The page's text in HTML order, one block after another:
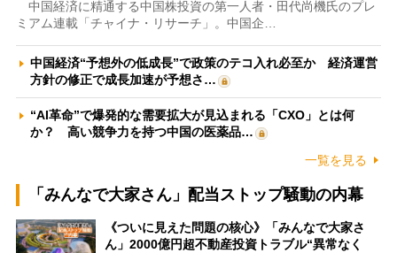
中国経済に精通する中国株投資の第一人者・田代尚機氏のプレ
ミアム連載「チャイナ・リサーチ」。中国企…
中国経済“予想外の低成長”で政策のテコ入れ必至か 経済運営
方針の修正で成長加速が予想さ…
“AI革命”で爆発的な需要拡大が見込まれる「CXO」とは何
か？ 高い競争力を持つ中国の医薬品…
一覧を見る
「みんなで大家さん」配当ストップ騒動の内幕
《ついに見えた問題の核心》「みんなで大家さ
ん」2000億円超不動産投資トラブル“異常なく